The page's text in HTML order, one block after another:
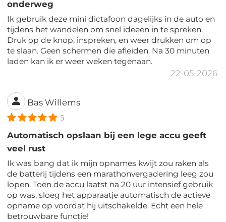
onderweg
Ik gebruik deze mini dictafoon dagelijks in de auto en
tijdens het wandelen om snel ideeën in te spreken.
Druk op de knop, inspreken, en weer drukken om op
te slaan. Geen schermen die afleiden. Na 30 minuten
laden kan ik er weer weken tegenaan.
22-05-2026
Bas Willems
5
Automatisch opslaan bij een lege accu geeft
veel rust
Ik was bang dat ik mijn opnames kwijt zou raken als
de batterij tijdens een marathonvergadering leeg zou
lopen. Toen de accu laatst na 20 uur intensief gebruik
op was, sloeg het apparaatje automatisch de actieve
opname op voordat hij uitschakelde. Echt een hele
betrouwbare functie!